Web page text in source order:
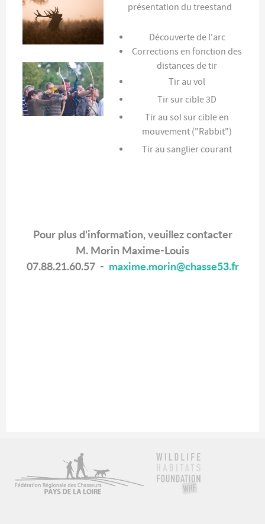
présentation du treestand
Découverte de l'arc
Corrections en fonction des
distances de tir
Tir au vol
Tir sur cible 3D
Tir au sol sur cible en
mouvement ("Rabbit")
Tir au sanglier courant
Pour plus d'information, veuillez contacter
M. Morin Maxime-Louis
07.88.21.60.57 - maxime.morin@chasse53.fr